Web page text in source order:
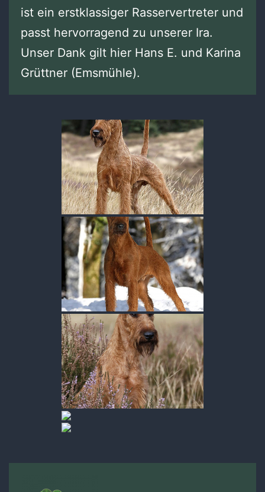
ist ein erstklassiger Rasservertreter und
passt hervorragend zu unserer Ira.
Unser Dank gilt hier Hans E. und Karina
Grüttner (Emsmühle).